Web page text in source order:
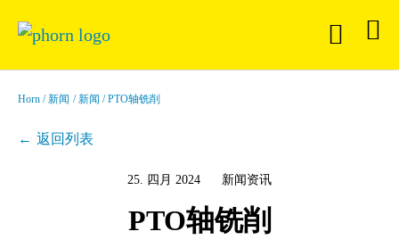
Horn 新闻 新闻 PTO轴铣削
返回列表
25. 四月 2024 新闻资讯
PTO轴铣削